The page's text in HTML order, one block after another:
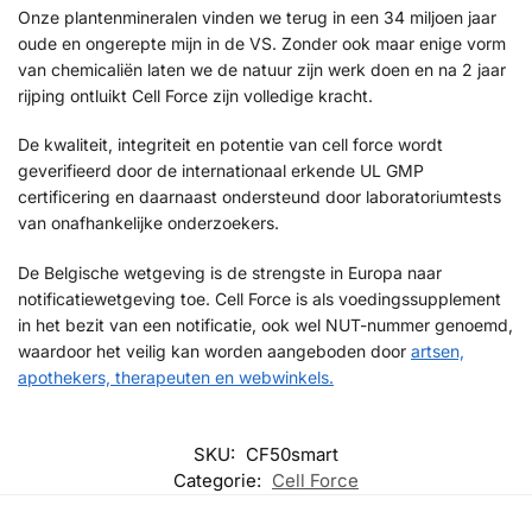
Onze plantenmineralen vinden we terug in een 34 miljoen jaar
oude en ongerepte mijn in de VS. Zonder ook maar enige vorm
van chemicaliën laten we de natuur zijn werk doen en na 2 jaar
rijping ontluikt Cell Force zijn volledige kracht.
De kwaliteit, integriteit en potentie van cell force wordt
geverifieerd door de internationaal erkende UL GMP
certificering en daarnaast ondersteund door laboratoriumtests
van onafhankelijke onderzoekers.
De Belgische wetgeving is de strengste in Europa naar
notificatiewetgeving toe. Cell Force is als voedingssupplement
in het bezit van een notificatie, ook wel NUT-nummer genoemd,
waardoor het veilig kan worden aangeboden door artsen,
apothekers, therapeuten en webwinkels.
SKU: CF50smart
Categorie: Cell Force